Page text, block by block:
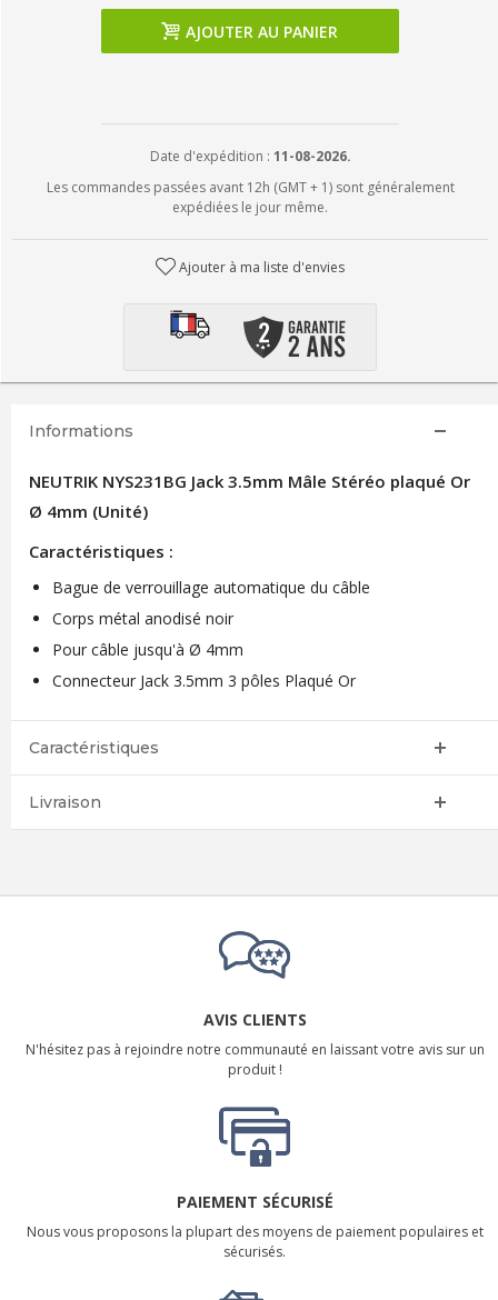
AJOUTER AU PANIER
Date d'expédition : 11-08-2026.
Les commandes passées avant 12h (GMT + 1) sont généralement
expédiées le jour même.
Ajouter à ma liste d'envies
Informations
NEUTRIK NYS231BG Jack 3.5mm Mâle Stéréo plaqué Or
Ø 4mm (Unité)
Caractéristiques :
Bague de verrouillage automatique du câble
Corps métal anodisé noir
Pour câble jusqu'à Ø 4mm
Connecteur Jack 3.5mm 3 pôles Plaqué Or
Caractéristiques
Livraison
AVIS CLIENTS
N'hésitez pas à rejoindre notre communauté en laissant votre avis sur un
produit !
PAIEMENT SÉCURISÉ
Nous vous proposons la plupart des moyens de paiement populaires et
sécurisés.